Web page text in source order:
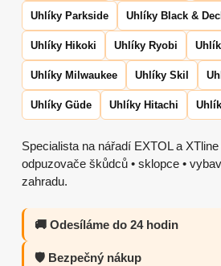
Uhlíky Parkside Uhlíky Black &
Uhlíky Hikoki Uhlíky Ryobi
Uhlíky Milwaukee Uhlíky Skil
Uhlíky Güde Uhlíky Hitachi
Specialista na nářadí EXTOL a XTline
odpuzovače škůdců • sklopce •
zahradu.
🚚 Odesíláme do 24 hodin
🛡️ Bezpečný nákup